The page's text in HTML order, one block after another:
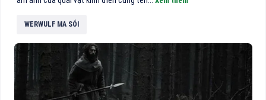
WERWULF MA SÓI